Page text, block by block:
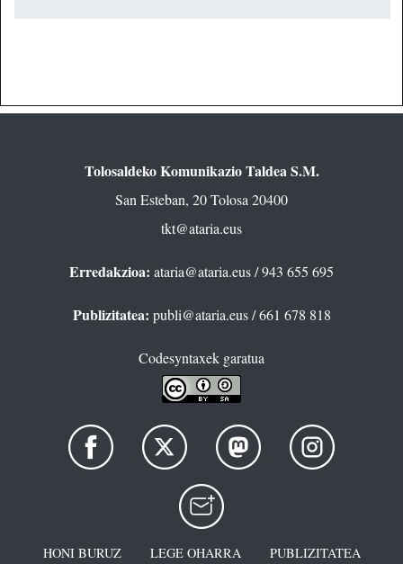
Tolosaldeko Komunikazio Taldea S.M.
San Esteban, 20 Tolosa 20400
tkt@ataria.eus
Erredakzioa: ataria@ataria.eus/ 943 655 695
Publizitatea: publi@ataria.eus/ 661 678 818
Codesyntaxek garatua
HONI BURUZ LEGE OHARRA
PUBLIZITATEA